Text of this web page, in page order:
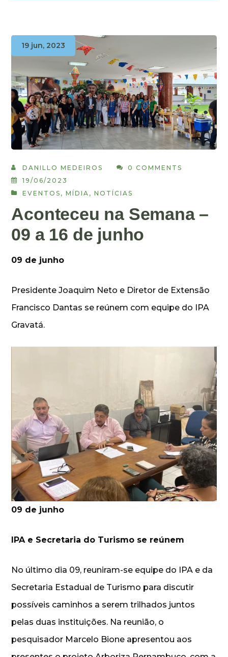
19 jun, 2023
DANILLO MEDEIROS
0 COMMENTS
19/06/2023
EVENTOS ,MÍDIA ,NOTÍCIAS
Aconteceu na Semana –
09 a 16 de junho
09 de junho
Presidente Joaquim Neto e Diretor de Extensão
Francisco Dantas se reúnem com equipe do IPA
Gravatá.
09 de junho
IPA e Secretaria do Turismo se reúnem
No último dia 09, reuniram-se equipe do IPA e da
Secretaria Estadual de Turismo para discutir
possíveis caminhos a serem trilhados juntos
pelas duas instituições. Na reunião, o
pesquisador Marcelo Bione apresentou aos